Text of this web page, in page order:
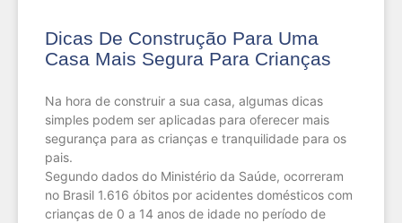
Dicas De Construção Para Uma
Casa Mais Segura Para Crianças
Na hora de construir a sua casa, algumas dicas
simples podem ser aplicadas para oferecer mais
segurança para as crianças e tranquilidade para os
pais.
Segundo dados do Ministério da Saúde, ocorreram
no Brasil 1.616 óbitos por acidentes domésticos com
crianças de 0 a 14 anos de idade no período de